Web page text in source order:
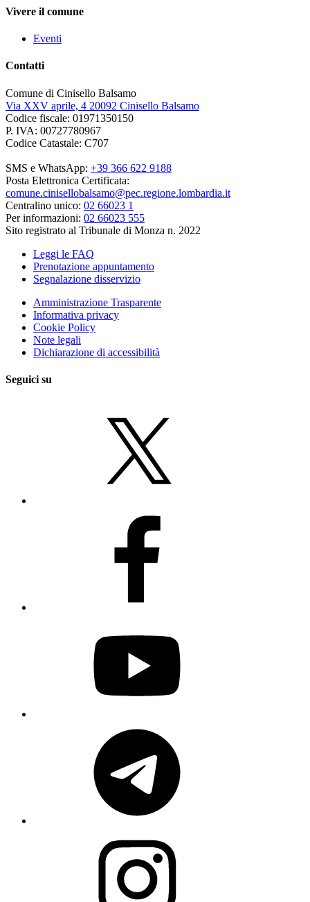
Vivere il comune
Eventi
Contatti
Comune di Cinisello Balsamo
Via XXV aprile, 4 20092 Cinisello Balsamo
Codice fiscale: 01971350150
P. IVA: 00727780967
Codice Catastale: C707
SMS e WhatsApp: +39 366 622 9188
Posta Elettronica Certificata:
comune.cinisellobalsamo@pec.regione.lombardia.it
Centralino unico: 02 66023 1
Per informazioni: 02 66023 555
Sito registrato al Tribunale di Monza n. 2022
Leggi le FAQ
Prenotazione appuntamento
Segnalazione disservizio
Amministrazione Trasparente
Informativa privacy
Cookie Policy
Note legali
Dichiarazione di accessibilità
Seguici su